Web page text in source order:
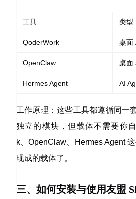
工具 类型
QoderWork 桌面
OpenClaw 桌面
Hermes Agent AI
工作原理：这些工具都遵循同一
独立的模块，但载体不需要你
k、OpenClaw、Hermes Agent
现成的载体了。
三、如何安装与使用友盟